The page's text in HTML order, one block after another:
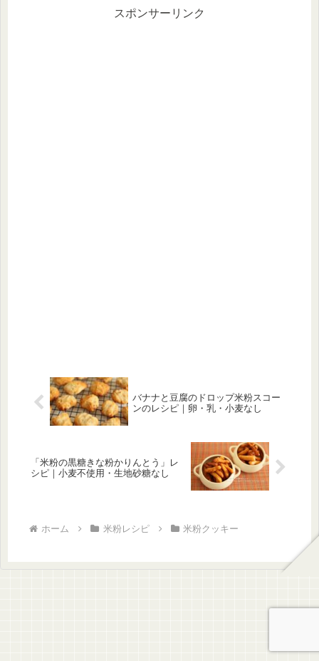
スポンサーリンク
バナナと豆腐のドロップ米粉スコー
ンのレシピ｜卵・乳・小麦なし
「米粉の黒糖きな粉かりんとう」レ
シピ｜小麦不使用・生地砂糖なし
ホーム 米粉レシピ 米粉クッキー